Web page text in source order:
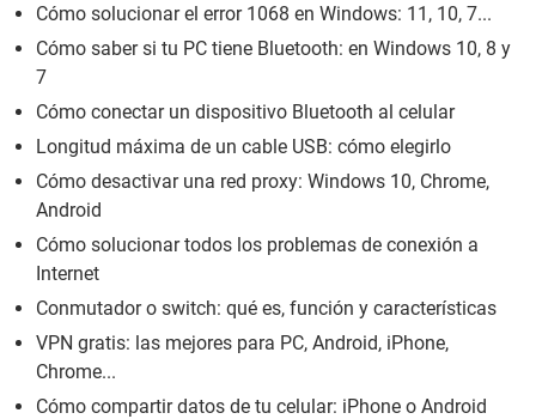
Cómo solucionar el error 1068 en Windows: 11, 10, 7...
Cómo saber si tu PC tiene Bluetooth: en Windows 10, 8 y
7
Cómo conectar un dispositivo Bluetooth al celular
Longitud máxima de un cable USB: cómo elegirlo
Cómo desactivar una red proxy: Windows 10, Chrome,
Android
Cómo solucionar todos los problemas de conexión a
Internet
Conmutador o switch: qué es, función y características
VPN gratis: las mejores para PC, Android, iPhone,
Chrome...
Cómo compartir datos de tu celular: iPhone o Android